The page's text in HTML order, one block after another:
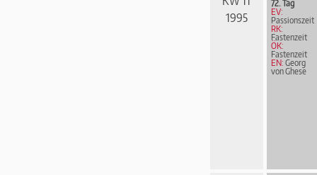
1995
72. Tag
EV:
Passionszeit
RK:
Fastenzeit
ÖK:
Fastenzeit
EN: Georg
von Ghese